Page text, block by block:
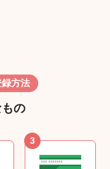
方法
の
3